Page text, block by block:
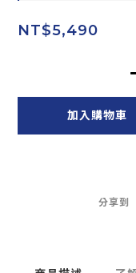
NT$5,490
加入購物車
分享到